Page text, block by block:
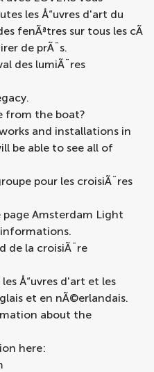
les Å“uvres d'art du
fenÃªtres sur tous les cÃ
de prÃ¨s.
des lumiÃ¨res
from the boat?
and installations in
be able to see all of
pour les croisiÃ¨res
page Amsterdam Light
de la croisiÃ¨re
Å“uvres d'art et les
et en nÃ©erlandais.
about the
here: